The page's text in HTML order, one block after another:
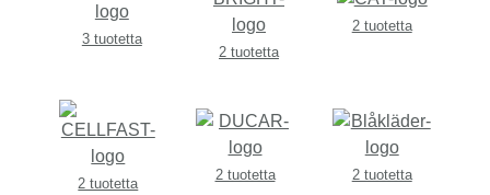
3 tuotetta
2 tuotetta
2 tuotetta
2 tuotetta
2 tuotetta 2 tuotetta